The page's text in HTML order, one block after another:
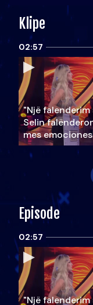
Klipe
02:57
"Një
Selin
mes
Episode
02:57
"Një